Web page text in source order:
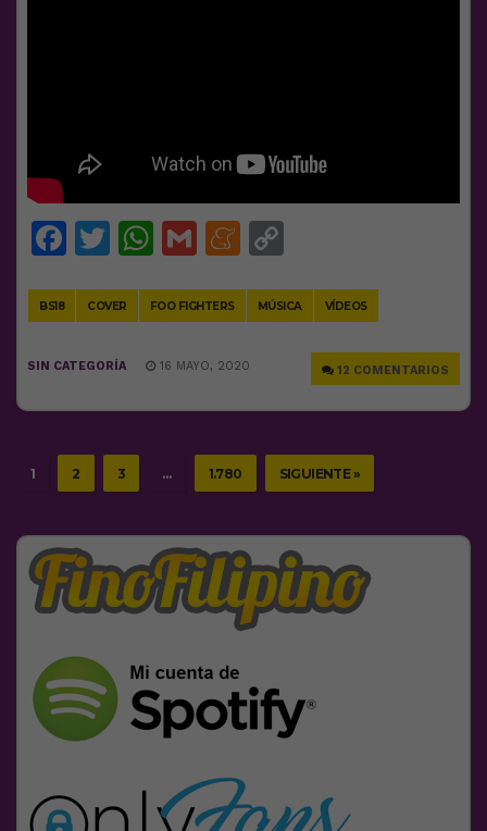
Facebook
Twitter
WhatsApp
GmailMeneame
BS18 COVER FOO FIGHTERS MÚSICA VÍDEOS
12 COMENTARIOS
SIN CATEGORÍA 16 MAYO, 2020
1 2 3 … 1.780 SIGUIENTE »